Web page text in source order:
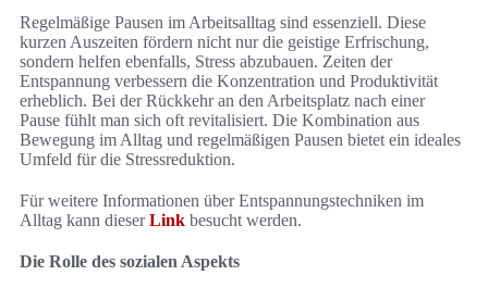
Regelmäßige Pausen im Arbeitsalltag sind essenziell. Diese
kurzen Auszeiten fördern nicht nur die geistige Erfrischung,
sondern helfen ebenfalls, Stress abzubauen. Zeiten der
Entspannung verbessern die Konzentration und Produktivität
erheblich. Bei der Rückkehr an den Arbeitsplatz nach einer
Pause fühlt man sich oft revitalisiert. Die Kombination aus
Bewegung im Alltag und regelmäßigen Pausen bietet ein ideales
Umfeld für die Stressreduktion.
Für weitere Informationen über Entspannungstechniken im
Alltag kann dieserLink besucht werden.
Die Rolle des sozialen Aspekts